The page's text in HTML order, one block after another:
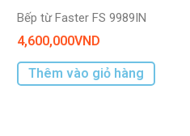
Bếp từ Faster FS 9989IN
4,600,000VND
Thêm vào giỏ hàng